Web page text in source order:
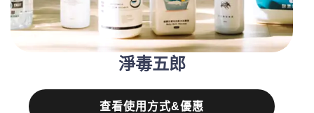
淨毒五郎
查看使用方式&優惠